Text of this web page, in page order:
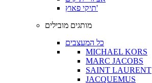
תיקי פאוץ'
מותגים מובילים
כל המעצבים
MICHAEL KORS
MARC JACOBS
SAINT LAURENT
JACQUEMUS